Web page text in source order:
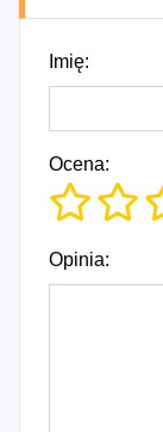
Imię:
Ocena:
Opinia: